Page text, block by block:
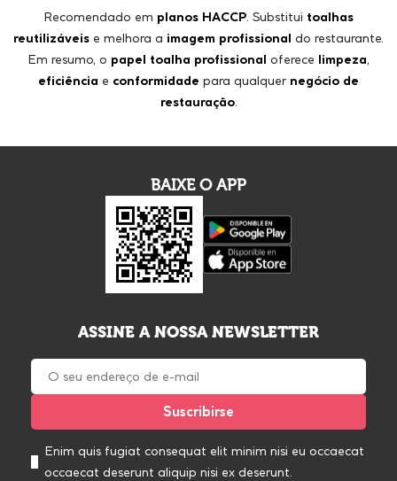
Recomendado em planos HACCP. Substitui toalhas
reutilizáveis e melhora a imagem profissional do restaurante.
Em resumo, o papel toalha profissional oferece limpeza,
eficiência e conformidade para qualquer negócio de
restauração.
BAIXE O APP
ASSINE A NOSSA NEWSLETTER
Enim quis fugiat consequat elit minim nisi eu occaecat
occaecat deserunt aliquip nisi ex deserunt.